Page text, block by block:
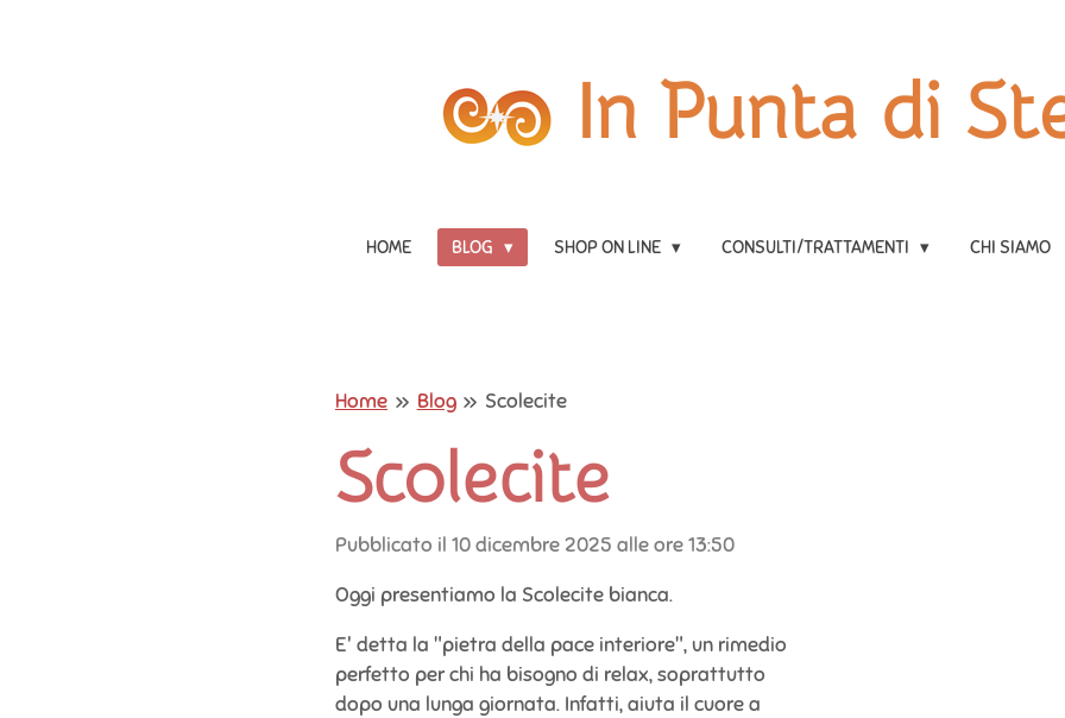
In Punta di
HOME BLOG SHOP ON LINE CONSULTI/TRATTAMENTI CHI SIAMO
Home » Blog » Scolecite
Scolecite
Pubblicato il 10 dicembre 2025 alle ore 13:50
Oggi presentiamo la Scolecite bianca.
E' detta la "pietra della pace interiore", un rimedio
perfetto per chi ha bisogno di relax, soprattutto
dopo una lunga giornata. Infatti, aiuta il cuore a